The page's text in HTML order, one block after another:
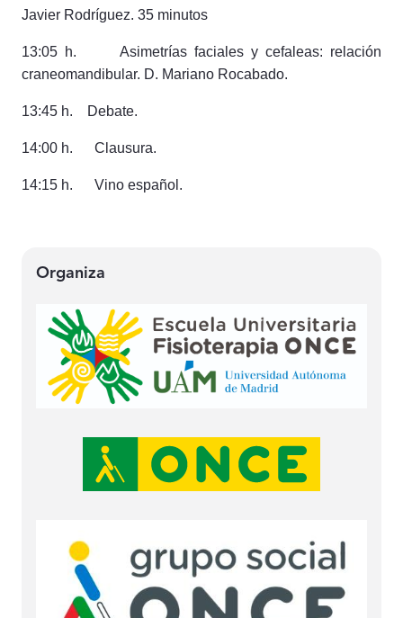
Javier Rodríguez. 35 minutos
13:05 h. Asimetrías faciales y cefaleas: relación
craneomandibular. D. Mariano Rocabado.
13:45 h. Debate.
14:00 h. Clausura.
14:15 h. Vino español.
Organiza